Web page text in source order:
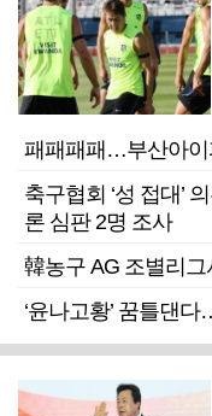
패패패패…부산아이
축구협회 ‘성 접대’
론 심판 2명 조사
韓농구 AG 조별리
‘윤나고황’ 꿈틀댄